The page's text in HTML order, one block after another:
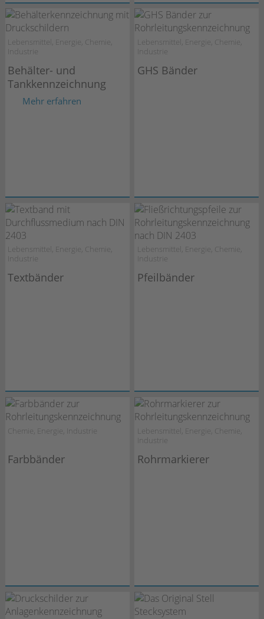
Lebensmittel, Energie, Chemie,
Industrie
Behälter- und
Tankkennzeichnung
Mehr erfahren
Lebensmittel, Energie, Chemie,
Industrie
GHS Bänder
Lebensmittel, Energie, Chemie,
Industrie
Textbänder
Lebensmittel, Energie, Chemie,
Industrie
Pfeilbänder
Chemie, Energie, Industrie
Farbbänder
Lebensmittel, Energie, Chemie,
Industrie
Rohrmarkierer